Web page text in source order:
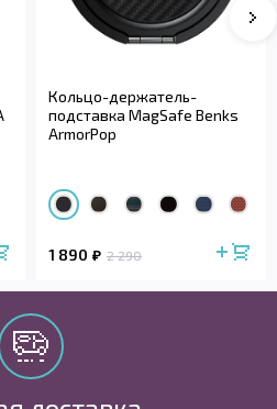
Кольцо-держатель-
подставка MagSafe Benks
ArmorPop
1 890 2 290